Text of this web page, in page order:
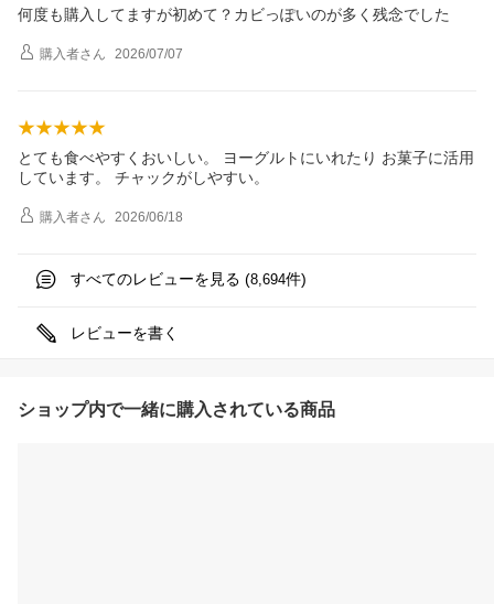
何度も購入してますが初めて？カビっぽいのが多く残念でした
購入者さん 2026/07/07
とても食べやすくおいしい。 ヨーグルトにいれたり お菓子に活用
しています。 チャックがしやすい。
購入者さん 2026/06/18
すべてのレビューを見る (8,694件)
レビューを書く
ショップ内で一緒に購入されている商品